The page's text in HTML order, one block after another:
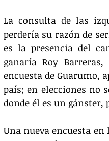
La consulta de las
perdería su razón de
es la presencia del
ganaría Roy
encuesta de Guarumo,
país; en elecciones no
donde él es un gánster,
Una nueva encuesta en